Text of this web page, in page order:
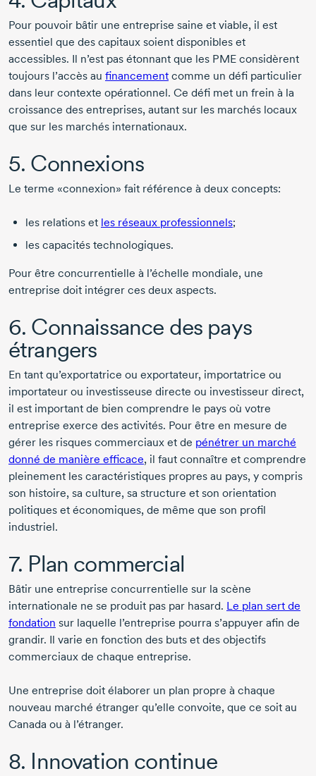
Pour pouvoir bâtir une entreprise saine et viable, il est
essentiel que des capitaux soient disponibles et
accessibles. Il n’est pas étonnant que les PME considèrent
toujours l’accès au financement comme un défi particulier
dans leur contexte opérationnel. Ce défi met un frein à la
croissance des entreprises, autant sur les marchés locaux
que sur les marchés internationaux.
5. Connexions
Le terme «connexion» fait référence à deux concepts:
les relations et les réseaux professionnels;
les capacités technologiques.
Pour être concurrentielle à l’échelle mondiale, une
entreprise doit intégrer ces deux aspects.
6. Connaissance des pays
étrangers
En tant qu’exportatrice ou exportateur, importatrice ou
importateur ou investisseuse directe ou investisseur direct,
il est important de bien comprendre le pays où votre
entreprise exerce des activités. Pour être en mesure de
gérer les risques commerciaux et de pénétrer un marché
donné de manière efficace, il faut connaître et comprendre
pleinement les caractéristiques propres au pays, y compris
son histoire, sa culture, sa structure et son orientation
politiques et économiques, de même que son profil
industriel.
7. Plan commercial
Bâtir une entreprise concurrentielle sur la scène
internationale ne se produit pas par hasard. Le plan sert de
fondation sur laquelle l’entreprise pourra s’appuyer afin de
grandir. Il varie en fonction des buts et des objectifs
commerciaux de chaque entreprise.
Une entreprise doit élaborer un plan propre à chaque
nouveau marché étranger qu’elle convoite, que ce soit au
Canada ou à l’étranger.
8. Innovation continue